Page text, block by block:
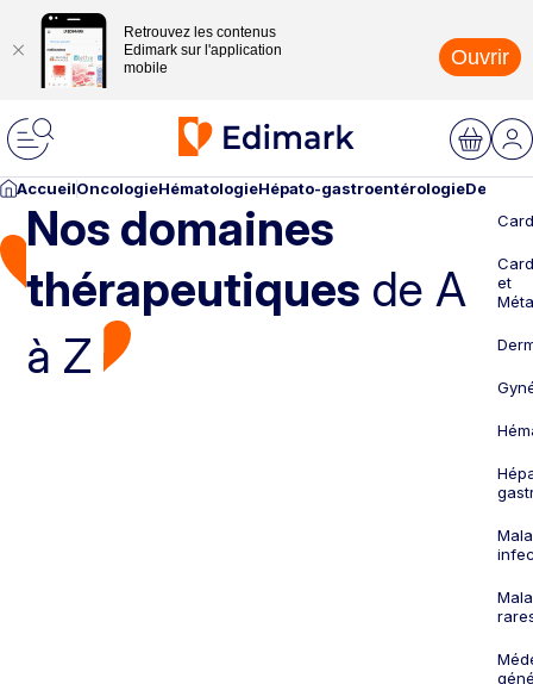
Retrouvez les contenus
Edimark sur l'application
mobile
Ouvrir
AccueilOncologieHématologieHépato-gastroentérologie
Nos domaines
thérapeutiques de A
à Z
et